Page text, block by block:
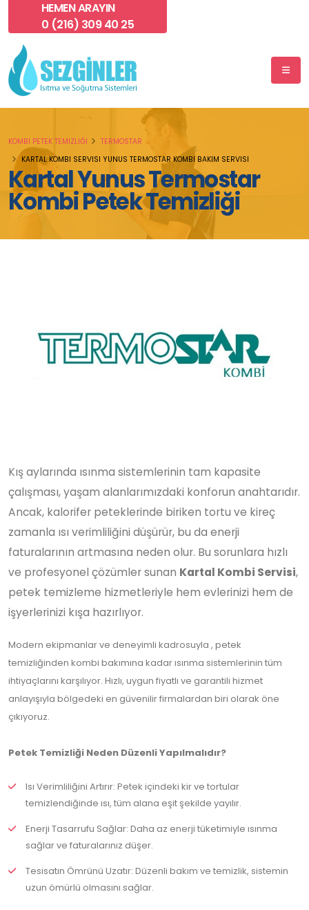
HEMEN ARAYIN
0 (216) 309 40 25
Kartal Yunus Termostar
Kombi Petek Temizliği
KOMBI PETEK TEMIZLIĞI
TERMOSTAR
KARTAL KOMBI SERVISI YUNUS TERMOSTAR KOMBI BAKIM SERVISI
Kış aylarında ısınma sistemlerinin tam kapasite
çalışması, yaşam alanlarımızdaki konforun anahtarıdır.
Ancak, kalorifer peteklerinde biriken tortu ve kireç
zamanla ısı verimliliğini düşürür, bu da enerji
faturalarının artmasına neden olur. Bu sorunlara hızlı
ve profesyonel çözümler sunan Kartal Kombi Servisi,
petek temizleme hizmetleriyle hem evlerinizi hem de
işyerlerinizi kışa hazırlıyor.
Modern ekipmanlar ve deneyimli kadrosuyla , petek
temizliğinden kombi bakımına kadar ısınma sistemlerinin tüm
ihtiyaçlarını karşılıyor. Hızlı, uygun fiyatlı ve garantili hizmet
anlayışıyla bölgedeki en güvenilir firmalardan biri olarak öne
çıkıyoruz.
Petek Temizliği Neden Düzenli Yapılmalıdır?
Isı Verimliliğini Artırır: Petek içindeki kir ve tortular
temizlendiğinde ısı, tüm alana eşit şekilde yayılır.
Enerji Tasarrufu Sağlar: Daha az enerji tüketimiyle ısınma
sağlar ve faturalarınız düşer.
Tesisatın Ömrünü Uzatır: Düzenli bakım ve temizlik, sistemin
uzun ömürlü olmasını sağlar.